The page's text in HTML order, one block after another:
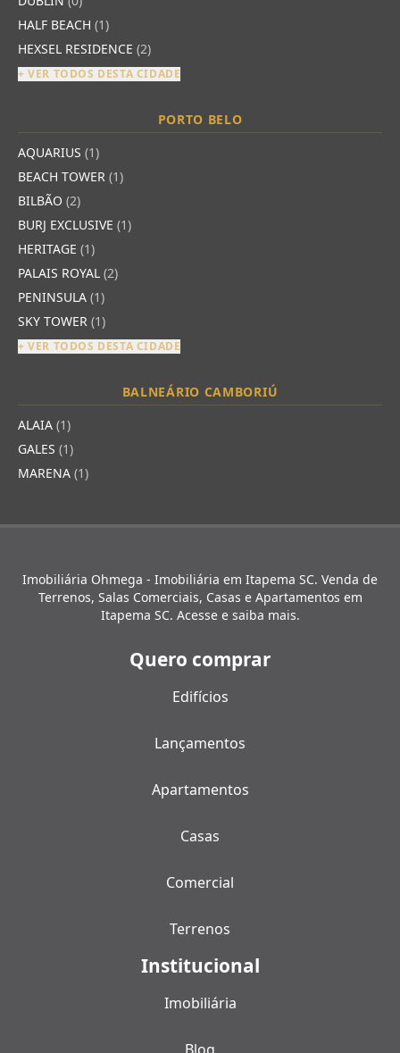
HALF BEACH (1)
HEXSEL RESIDENCE (2)
+ VER TODOS DESTA CIDADE
PORTO BELO
AQUARIUS (1)
BEACH TOWER (1)
BILBÃO (2)
BURJ EXCLUSIVE (1)
HERITAGE (1)
PALAIS ROYAL (2)
PENINSULA (1)
SKY TOWER (1)
+ VER TODOS DESTA CIDADE
BALNEÁRIO CAMBORIÚ
ALAIA (1)
GALES (1)
MARENA (1)
Imobiliária Ohmega - Imobiliária em Itapema SC. Venda de
Terrenos, Salas Comerciais, Casas e Apartamentos em
Itapema SC. Acesse e saiba mais.
Quero comprar
Edifícios
Lançamentos
Apartamentos
Casas
Comercial
Terrenos
Institucional
Imobiliária
Blog